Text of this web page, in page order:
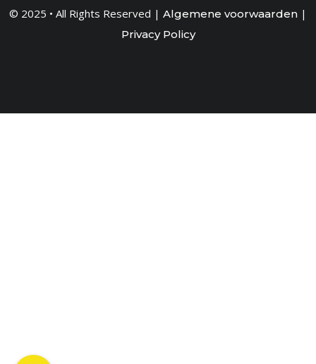
© 2025 • All Rights Reserved | Algemene voorwaarden |
Privacy Policy